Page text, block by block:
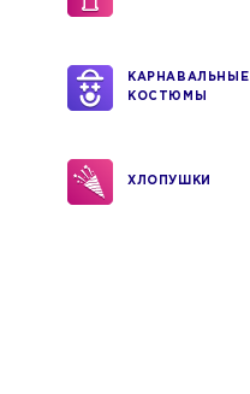
КАРНАВАЛЬНЫЕ
КОСТЮМЫ
ХЛОПУШКИ